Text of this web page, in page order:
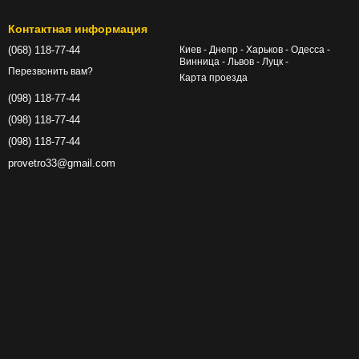
Контактная информация
(068) 118-77-44
Перезвонить вам?
(098) 118-77-44
(098) 118-77-44
(098) 118-77-44
provetro33@gmail.com
Киев - Днепр - Харьков - Одесса -
Винница - Львов - Луцк -
Карта проезда